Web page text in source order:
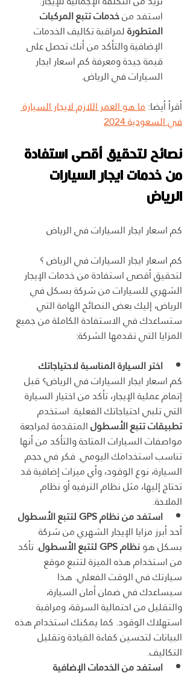
استفد من خدمات تتبع المركبات
المتطورة لمراقبة تكاليف الخدمات
الإضافية والتأكد من أنك تحصل على
قيمة جيدة ومعرفة كم اسعار ايجار
السيارات في الرياض.
أقرأ أيضا: ما هو العمر اللازم لايجار السيارة
في السعودية 2024
نصائح لتحقيق أقصى استفادة
من خدمات ايجار السيارات
الرياض
كم اسعار ايجار السيارات في الرياض
كم اسعار ايجار السيارات في الرياض ؟
لتحقيق أقصى استفادة من خدمات الإيجار
الشهري للسيارات من شركة بسكل في
الرياض، إليك بعض النصائح الهامة التي
ستساعدك في الاستفادة الكاملة من جميع
المزايا التي تقدمها الشركة:
اختر السيارة المناسبة لاحتياجاتك
كم اسعار ايجار السيارات في الرياض؟ قبل
إتمام عملية الإيجار، تأكد من اختيار السيارة
التي تلبي احتياجاتك الفعلية. استخدم
تطبيقات تتبع الأسطول المتقدمة لمراجعة
مواصفات السيارات المتاحة والتأكد من أنها
تناسب استخدامك اليومي. فكر في حجم
السيارة، نوع الوقود، وأي ميزات إضافية قد
تحتاج إليها، مثل نظام الترفيه أو نظام
الملاحة.
استفد من نظام GPS لتتبع الأسطول
أحد أبرز مزايا الإيجار الشهري من شركة
بسكل هو نظام GPS لتتبع الأسطول
. تأكد
من استخدام هذه الميزة لتتبع موقع
سيارتك في الوقت الفعلي. هذا
سيساعدك في ضمان أمان السيارة،
والتقليل من احتمالية السرقة، ومراقبة
استهلاك الوقود. كما يمكنك استخدام هذه
البيانات لتحسين كفاءة القيادة وتقليل
التكاليف.
استفد من الخدمات الإضافية